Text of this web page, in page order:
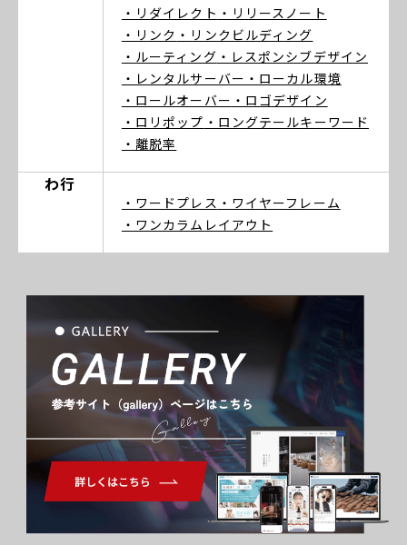
・リダイレクト ・リリースノート
・リンク ・リンクビルディング
・ルーティング ・レスポンシブデザイン
・レンタルサーバー ・ローカル環境
・ロールオーバー ・ロゴデザイン
・ロリポップ ・ロングテールキーワード
・離脱率
わ行
・ワードプレス ・ワイヤーフレーム
・ワンカラムレイアウト
Gallery